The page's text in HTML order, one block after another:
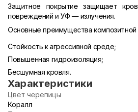
Защитное покрытие защищает
повреждений и УФ — излучения.
Основные преимущества композитной
Стойкость к агрессивной среде;
Повышенная гидроизоляция;
Бесшумная кровля.
Характеристики
Цвет черепицы
Коралл